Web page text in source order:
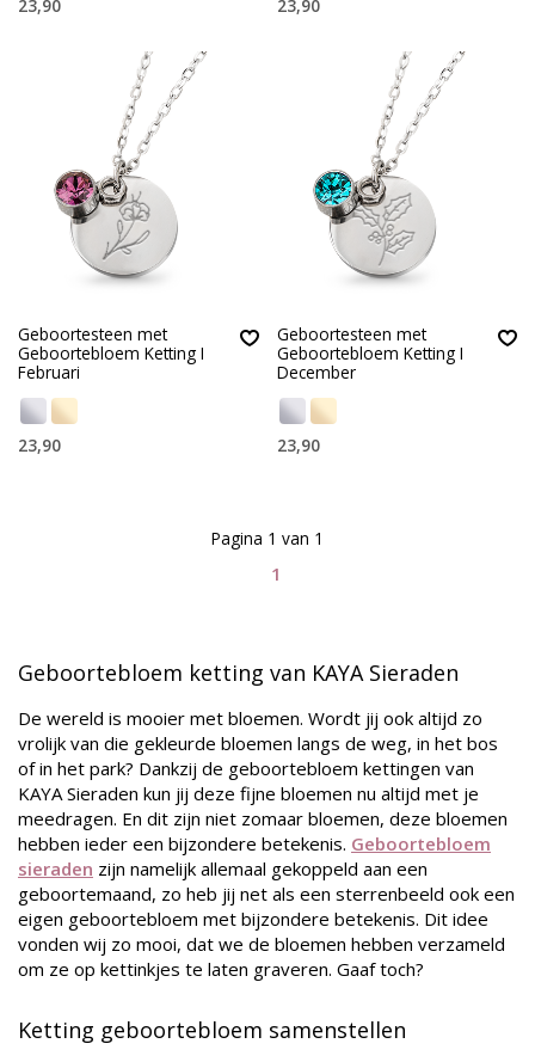
23,90 23,90
Geboortesteen met
Geboortebloem Ketting I
Februari
23,90
Geboortesteen met
Geboortebloem Ketting I
December
23,90
1
Pagina 1 van 1
Geboortebloem ketting van KAYA Sieraden
De wereld is mooier met bloemen. Wordt jij ook altijd zo
vrolijk van die gekleurde bloemen langs de weg, in het bos
of in het park? Dankzij de geboortebloem kettingen van
KAYA Sieraden kun jij deze fijne bloemen nu altijd met je
meedragen. En dit zijn niet zomaar bloemen, deze bloemen
hebben ieder een bijzondere betekenis. Geboortebloem
sieraden zijn namelijk allemaal gekoppeld aan een
geboortemaand, zo heb jij net als een sterrenbeeld ook een
eigen geboortebloem met bijzondere betekenis. Dit idee
vonden wij zo mooi, dat we de bloemen hebben verzameld
om ze op kettinkjes te laten graveren. Gaaf toch?
Ketting geboortebloem samenstellen